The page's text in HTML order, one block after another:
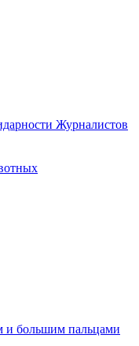
Журналистов
и большим пальцами